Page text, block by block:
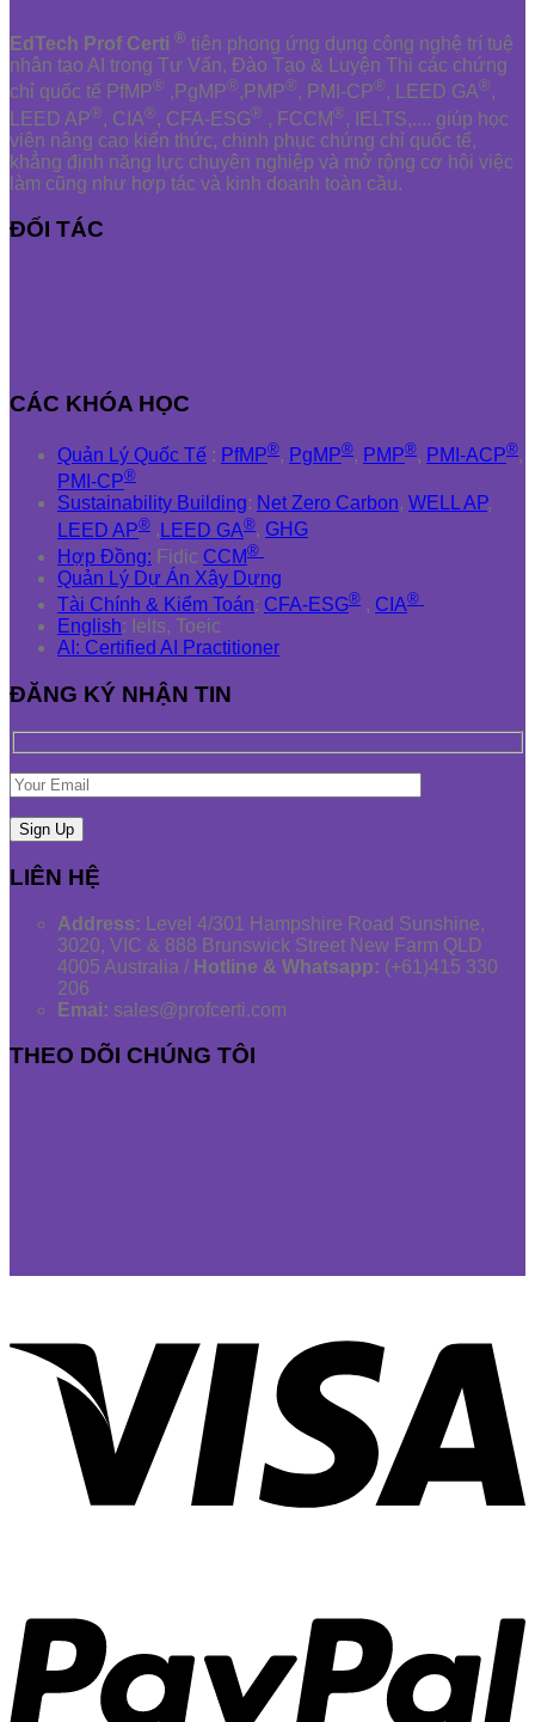
EdTech Prof Certi ® tiên phong ứng dụng công nghệ trí tuệ
nhân tạo AI trong Tư Vấn, Đào Tạo & Luyện Thi các chứng
chỉ quốc tế PfMP® ,PgMP®,PMP®, PMI-CP®, LEED GA®,
LEED AP®, CIA®, CFA-ESG® , FCCM®, IELTS,.... giúp học
viên nâng cao kiến thức, chinh phục chứng chỉ quốc tế,
khẳng định năng lực chuyên nghiệp và mở rộng cơ hội việc
làm cũng như hợp tác và kinh doanh toàn cầu.
ĐỐI TÁC
CÁC KHÓA HỌC
Quản Lý Quốc Tế : PfMP®, PgMP®, PMP®, PMI-ACP®,
PMI-CP®
Sustainability Building: Net Zero Carbon, WELL AP,
LEED AP® , LEED GA®, GHG
Hợp Đồng: Fidic CCM®
Quản Lý Dự Án Xây Dựng
Tài Chính & Kiểm Toán: CFA-ESG® , CIA®
English: Ielts, Toeic
AI: Certified AI Practitioner
ĐĂNG KÝ NHẬN TIN
LIÊN HỆ
Address: Level 4/301 Hampshire Road Sunshine,
3020, VIC & 888 Brunswick Street New Farm QLD
4005 Australia / Hotline & Whatsapp: (+61)415 330
206
Emai: sales@profcerti.com
THEO DÕI CHÚNG TÔI